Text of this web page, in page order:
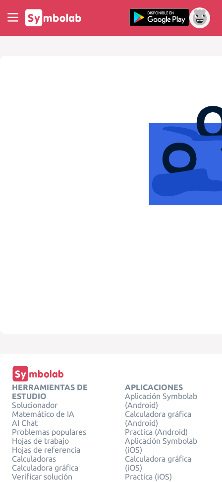
HERRAMIENTAS DE
ESTUDIO
Solucionador
Matemático de IA
AI Chat
Problemas populares
Hojas de trabajo
Hojas de referencia
Calculadoras
Calculadora gráfica
Verificar solución
APLICACIONES
Aplicación Symbolab
(Android)
Calculadora gráfica
(Android)
Practica (Android)
Aplicación Symbolab
(iOS)
Calculadora gráfica
(iOS)
Practica (iOS)